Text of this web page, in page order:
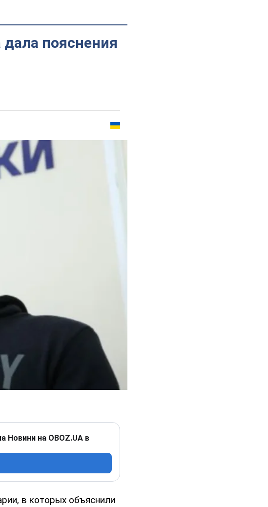
пояснения
Новини на OBOZ.UA в
в которых объяснили